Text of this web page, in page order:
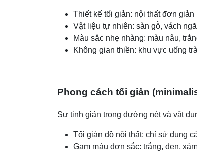
Thiết kế tối giản: nội thất đơn
Vật liệu tự nhiên: sàn gỗ, vách
Màu sắc nhẹ nhàng: màu nâu,
Không gian thiền: khu vực uống
Phong cách tối giản
Sự tinh giản trong đường nét và vật
Tối giản đồ nội thất: chỉ sử dụng
Gam màu đơn sắc: trắng, đen,